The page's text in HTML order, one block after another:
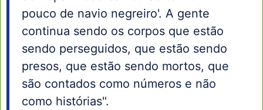
pouco de navio negreiro'. A gente
continua sendo os corpos que estão
sendo perseguidos, que estão sendo
presos, que estão sendo mortos, que
são contados como números e não
como histórias".